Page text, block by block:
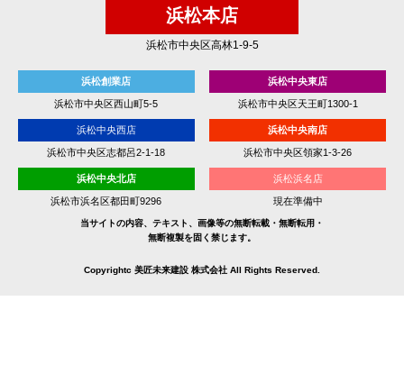
浜松本店
浜松市中央区高林1-9-5
浜松創業店
浜松市中央区西山町5-5
浜松中央東店
浜松市中央区天王町1300-1
浜松中央西店
浜松市中央区志都呂2-1-18
浜松中央南店
浜松市中央区領家1-3-26
浜松中央北店
浜松市浜名区都田町9296
浜松浜名店
現在準備中
当サイトの内容、テキスト、画像等の無断転載・無断転用・
無断複製を固く禁じます。
Copyrightc 美匠未来建設 株式会社 All Rights Reserved.